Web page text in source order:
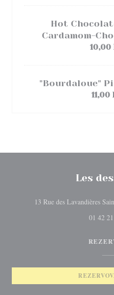
Hot
Cardamom-
10,00
"Bourdaloue"
11,00
Les
13 Rue des Lavandières
01 42